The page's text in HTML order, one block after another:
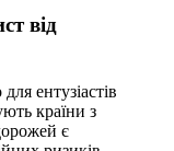
від
ентузіастів
країни з
є